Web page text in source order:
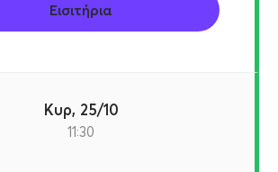
Εισιτήρια
Κυρ, 25/10
11:30